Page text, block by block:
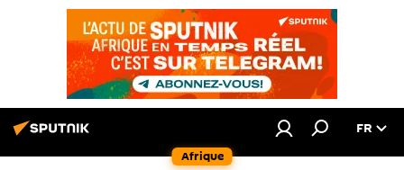
Afrique
FR